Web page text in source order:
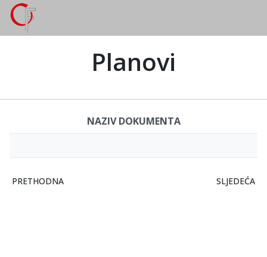
Planovi
NAZIV DOKUMENTA
PRETHODNI ČLANAK: PRAVILNICI
PRETHODNA SLJEDEĆI
SLJEDEĆA